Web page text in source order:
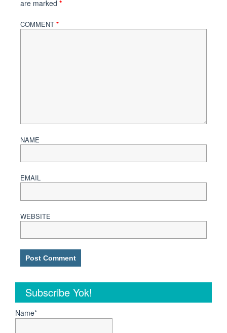
are marked *
COMMENT *
NAME
EMAIL
WEBSITE
Subscribe Yok!
Name*